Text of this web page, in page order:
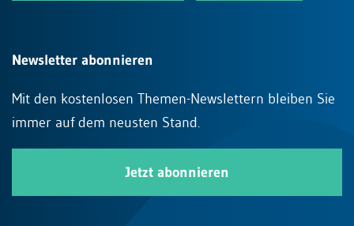
Newsletter abonnieren
Mit den kostenlosen Themen-Newslettern bleiben Sie
immer auf dem neusten Stand.
Jetzt abonnieren